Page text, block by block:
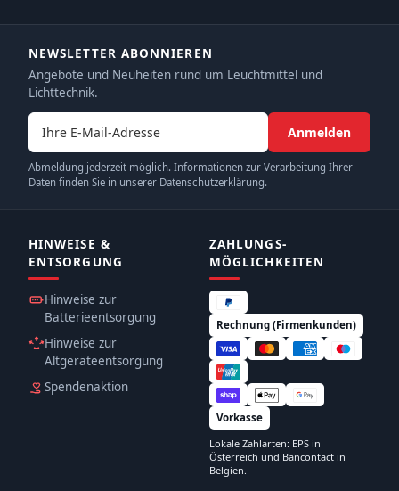
NEWSLETTER ABONNIEREN
Angebote und Neuheiten rund um Leuchtmittel und
Lichttechnik.
E-Mail-Adresse
Anmelden
Abmeldung jederzeit möglich. Informationen zur Verarbeitung Ihrer
Daten finden Sie in unserer Datenschutzerklärung.
HINWEISE &
ENTSORGUNG
Hinweise zur
Batterieentsorgung
Hinweise zur
Altgeräteentsorgung
Spendenaktion
ZAHLUNGS­
MÖGLICHKEITEN
Rechnung (Firmenkunden)
Vorkasse
Lokale Zahlarten: EPS in
Österreich und Bancontact in
Belgien.